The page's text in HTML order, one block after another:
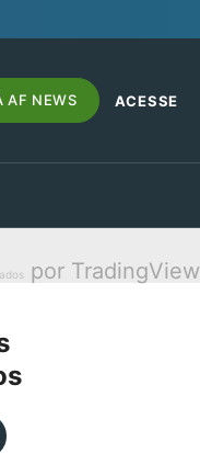
AF NEWS ACESSE
por TradingView